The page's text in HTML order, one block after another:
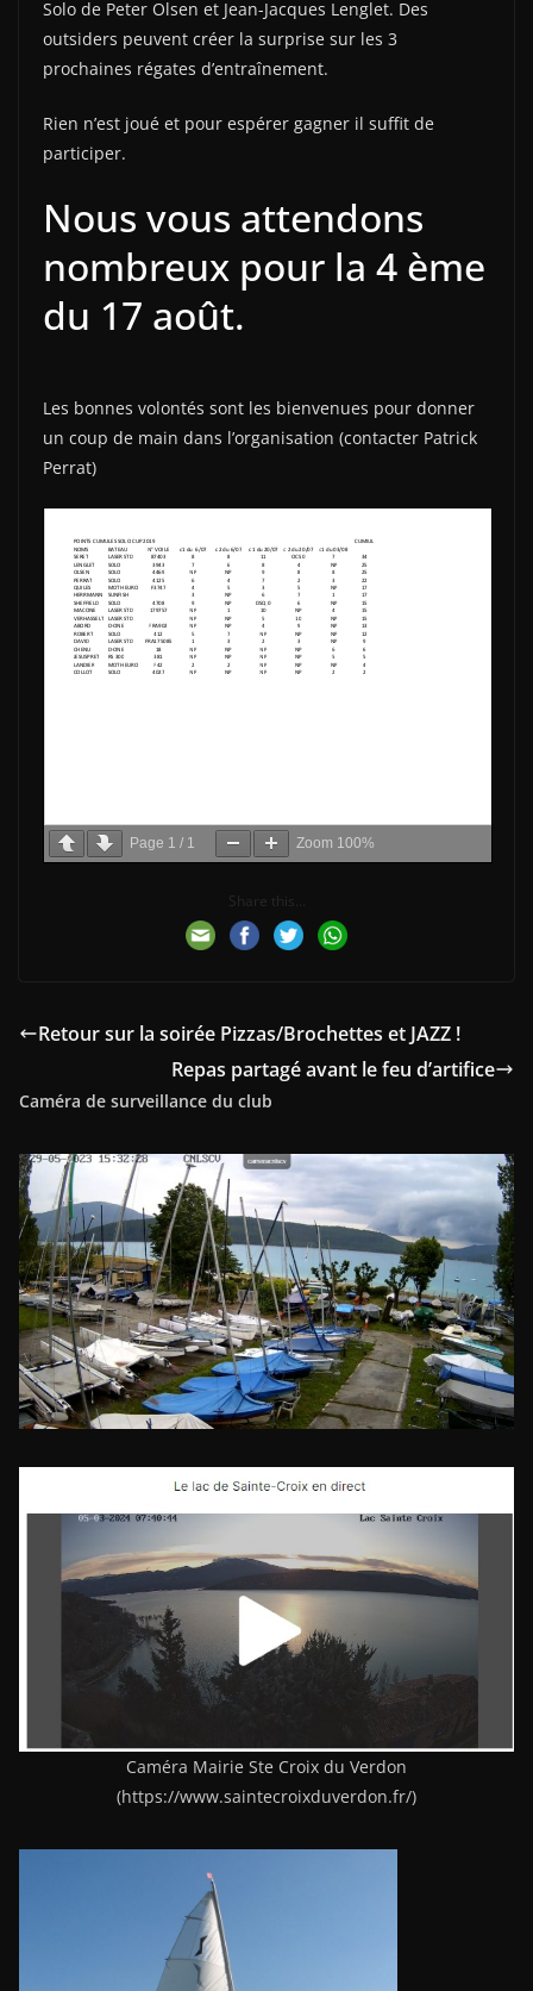
Solo de Peter Olsen et Jean-Jacques Lenglet. Des
outsiders peuvent créer la surprise sur les 3
prochaines régates d’entraînement.
Rien n’est joué et pour espérer gagner il suffit de
participer.
Nous vous attendons
nombreux pour la 4 ème
du 17 août.
Les bonnes volontés sont les bienvenues pour donner
un coup de main dans l’organisation (contacter Patrick
Perrat)
Page 1 / 1 Zoom 100%
Share this...
Retour sur la soirée Pizzas/Brochettes et JAZZ !
Repas partagé avant le feu d’artifice
Caméra de surveillance du club
Caméra Mairie Ste Croix du Verdon
(https://www.saintecroixduverdon.fr/)